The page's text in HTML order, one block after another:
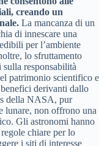
creando un
La mancanza di un
di innescare una
per l’ambiente
lo sfruttamento
responsabilità
patrimonio scientifico e
derivanti dallo
della NASA, pur
lunare, non offrono una
Gli astronomi hanno
chiare per lo
i siti di interesse